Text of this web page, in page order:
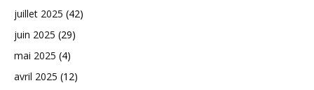
juillet 2025 (42)
juin 2025 (29)
mai 2025 (4)
avril 2025 (12)